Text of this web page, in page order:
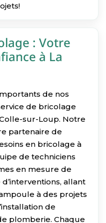
: Votre
à La
de nos
de bricolage
sur-Loup. Notre
partenaire de
en bricolage à
de techniciens
en mesure de
allant
à des projets
de
plomberie. Chaque